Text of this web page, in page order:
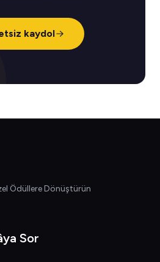
kaydol
Ödüllere Dönüştürün
Sor